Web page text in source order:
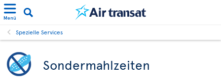
Menü
Spezielle Services
Sondermahlzeiten